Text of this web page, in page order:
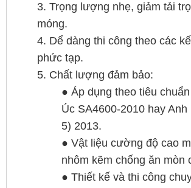
3. Trọng lượng nhẹ, giảm tải
móng.
4. Dể dàng thi công theo các
phức tạp.
5. Chất lượng đảm bảo:
● Áp dụng theo tiêu
Úc SA4600-2010 hay
5) 2013.
● Vật liệu cường độ cao
nhôm kẽm chống ăn mòn
● Thiết kế và thi công